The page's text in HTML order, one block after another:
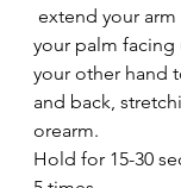
extend your arm
your palm facing
your other hand
and back,
orearm.
Hold for 15-30